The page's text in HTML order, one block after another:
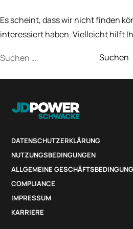
Es scheint, dass wir nicht finden
interessiert haben. Vielleicht hilft
Suchen
DATENSCHUTZERKLÄRUNG
NUTZUNGSBEDINGUNGEN
ALLGEMEINE
COMPLIANCE
IMPRESSUM
KARRIERE